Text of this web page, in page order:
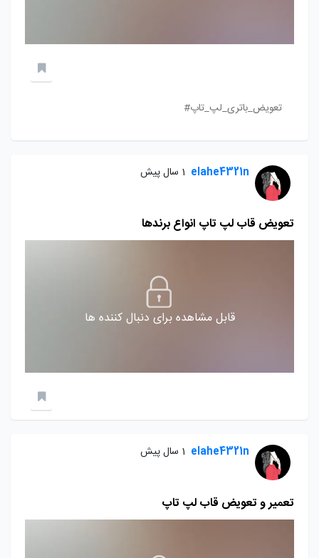
تعویض_باتری_لپ_تاپ#
elahe4321n 1 سال پیش
تعویض قاب لپ تاپ انواع برندها
قابل مشاهده برای دنبال کننده ها
elahe4321n 1 سال پیش
تعمیر و تعویض قاب لپ تاپ